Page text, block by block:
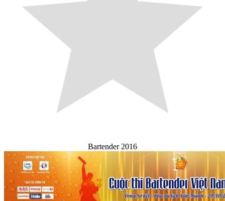
Bartender 2016